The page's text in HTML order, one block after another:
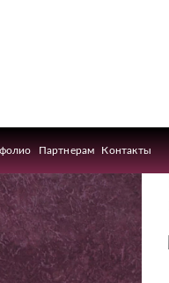
Партнерам Контакты